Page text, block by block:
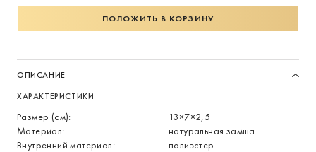
ПОЛОЖИТЬ В КОРЗИНУ
ОПИСАНИЕ
ХАРАКТЕРИСТИКИ
Размер (см):
13×7×2,5
Материал:
натуральная замша
Внутренний материал:
полиэстер